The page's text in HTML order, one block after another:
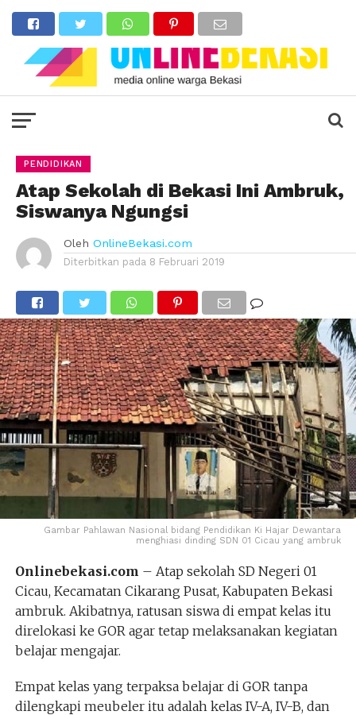
PENDIDIKAN
Atap Sekolah di Bekasi Ini Ambruk,
Siswanya Ngungsi
Oleh OnlineBekasi.com
Diterbitkan pada 8 Februari 2019
Gambar Pahlawan Nasional bidang Pendidikan Ki Hajar Dewantara
menghiasi dinding SDN 01 Cicau yang ambruk
Onlinebekasi.com – Atap sekolah SD Negeri 01
Cicau, Kecamatan Cikarang Pusat, Kabupaten Bekasi
ambruk. Akibatnya, ratusan siswa di empat kelas itu
direlokasi ke GOR agar tetap melaksanakan kegiatan
belajar mengajar.
Empat kelas yang terpaksa belajar di GOR tanpa
dilengkapi meubeler itu adalah kelas IV-A, IV-B, dan